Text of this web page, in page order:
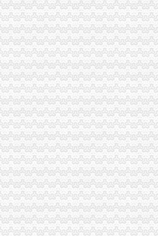
司领导到观音桥农贸市场视察工作
敏亲切接见市工商局团总支等全国五四红旗团
显
征
点化突发事件预防机制
开展粮油市场专项检查况
司局机关处级以上干部大会会议精
施扶持弱势群体
分公司营业执照注销场监管
注销漏电断路器质量监测合格率62.34%
市代办注销分公司场监管
突破实现四个提升加队伍建设
执照注销管部门风廉政考核测评第一名
划2007年干部能力建设
注销期间安全稳定工作
规范行政执法工作
重庆注销分公司检查指导工作
分公司注销周到服务
销分公司调研指导工作